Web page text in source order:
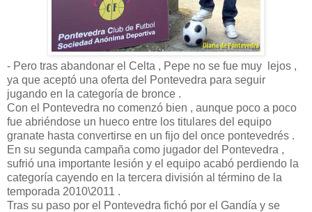
- Pero tras abandonar el Celta , Pepe no se fue muy lejos ,
ya que aceptó una oferta del Pontevedra para seguir
jugando en la categoría de bronce .
Con el Pontevedra no comenzó bien , aunque poco a poco
fue abriéndose un hueco entre los titulares del equipo
granate hasta convertirse en un fijo del once pontevedrés .
En su segunda campaña como jugador del Pontevedra ,
sufrió una importante lesión y el equipo acabó perdiendo la
categoría cayendo en la tercera división al término de la
temporada 2010\2011 .
Tras su paso por el Pontevedra fichó por el Gandía y se